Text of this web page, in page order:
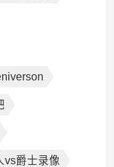
vs爵士录像